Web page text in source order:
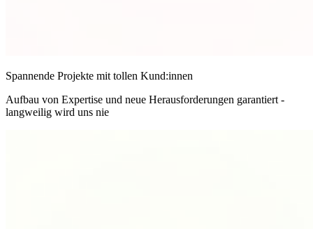
Spannende Projekte mit tollen Kund:innen
Aufbau von Expertise und neue Herausforderungen garantiert -
langweilig wird uns nie